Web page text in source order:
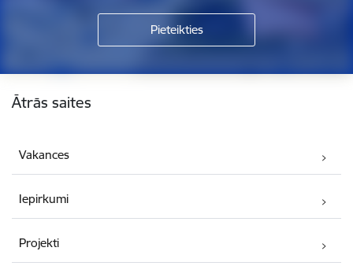
Ātrās saites
Vakances
Iepirkumi
Projekti